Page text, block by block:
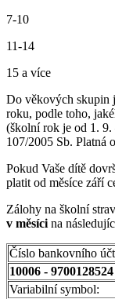
7-10
11-14
15 a
Do věkových skupin
roku, podle toho,
(školní rok je od 1.
107/2005 Sb. Platná
Pokud Vaše dítě
platit od měsíce září
Zálohy na školní
v měsíci na
Číslo bankovního
10006 -
Variabilní symbol: